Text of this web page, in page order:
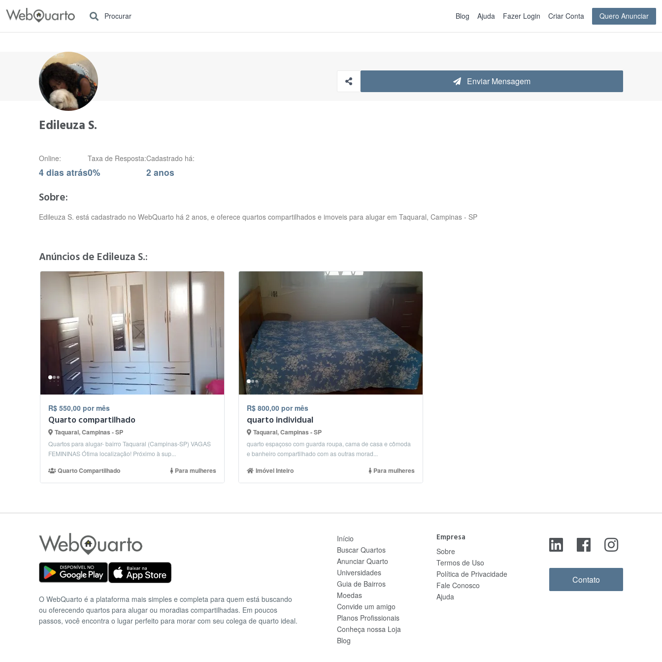
Procurar Blog Ajuda Fazer Login Criar Conta Quero Anunciar
Enviar Mensagem
Edileuza S.
Online:
4 dias atrás
Taxa de Resposta:
0%
Cadastrado há:
2 anos
Sobre:
Edileuza S. está cadastrado no WebQuarto há 2 anos, e oferece quartos compartilhados e imoveis para alugar em Taquaral, Campinas - SP
Anúncios de Edileuza S.:
R$ 550,00 por mês
Quarto compartilhado
Taquaral, Campinas - SP
Quartos para alugar- bairro Taquaral (Campinas-SP) VAGAS
FEMININAS Ótima localização! Próximo à sup...
Quarto Compartilhado Para mulheres
R$ 800,00 por mês
quarto individual
Taquaral, Campinas - SP
quarto espaçoso com guarda roupa, cama de casa e cômoda
e banheiro compartilhado com as outras morad...
Imóvel Inteiro Para mulheres
O WebQuarto é a plataforma mais simples e completa para quem está buscando
ou oferecendo quartos para alugar ou moradias compartilhadas. Em poucos
passos, você encontra o lugar perfeito para morar com seu colega de quarto ideal.
Início
Buscar Quartos
Anunciar Quarto
Universidades
Guia de Bairros
Moedas
Convide um amigo
Planos Profissionais
Conheça nossa Loja
Blog
Empresa
Sobre
Termos de Uso
Política de Privacidade
Fale Conosco
Ajuda
Contato